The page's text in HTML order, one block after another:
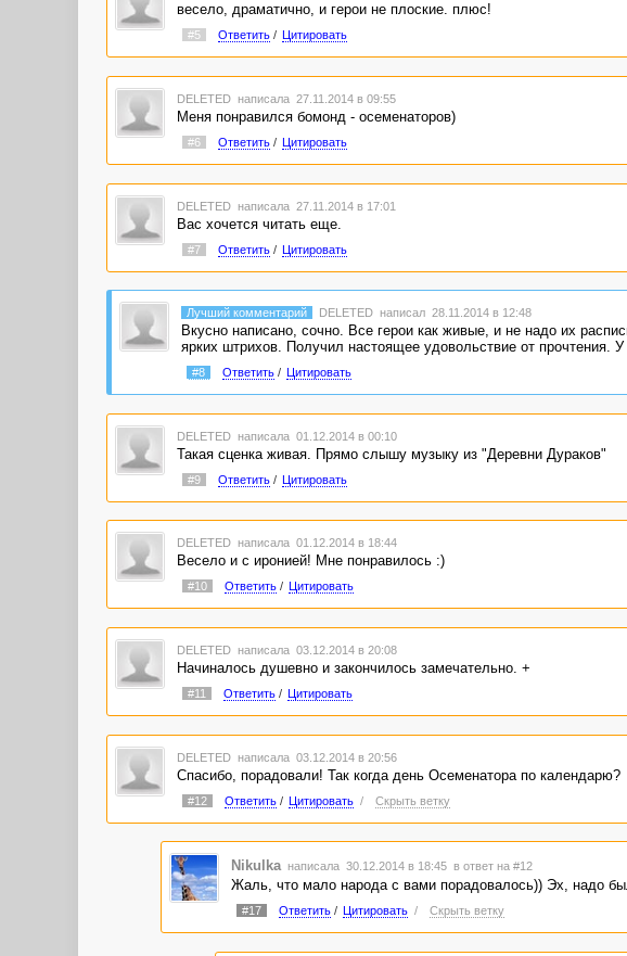
весело, драматично, и герои не плоские. плюс!
#5 Ответить/ Цитировать
DELETED написала 27.11.2014 в 09:55
Меня понравился бомонд - осеменаторов)
#6 Ответить/ Цитировать
DELETED написала 27.11.2014 в 17:01
Вас хочется читать еще.
#7 Ответить/ Цитировать
Лучший комментарий DELETED написал 28.11.2014 в 12:48
Вкусно написано, сочно. Все герои как живые, и не надо их
ярких штрихов. Получил настоящее удовольствие от прочтения.
#8 Ответить/ Цитировать
DELETED написала 01.12.2014 в 00:10
Такая сценка живая. Прямо слышу музыку из "Деревни Дураков"
#9 Ответить/ Цитировать
DELETED написала 01.12.2014 в 18:44
Весело и с иронией! Мне понравилось :)
#10 Ответить/ Цитировать
DELETED написала 03.12.2014 в 20:08
Начиналось душевно и закончилось замечательно. +
#11 Ответить/ Цитировать
DELETED написала 03.12.2014 в 20:56
Спасибо, порадовали! Так когда день Осеменатора по календарю?
#12 Ответить/ Цитировать / Скрыть ветку
Nikulka написала 30.12.2014 в 18:45 в ответ на #12
Жаль, что мало народа с вами порадовалось)) Эх, надо
#17 Ответить/ Цитировать / Скрыть ветку